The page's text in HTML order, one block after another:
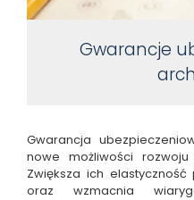
Gwarancje
Gwarancja
nowe możliwości rozwoju
Zwiększa ich
oraz wzmacnia